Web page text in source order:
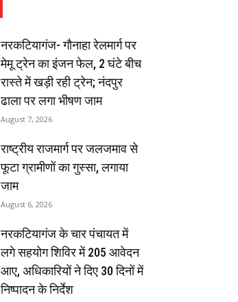
नरकटियागंज- गौनाहा रेलमार्ग पर
मेमू ट्रेन का इंजन फेल, 2 घंटे बीच
रास्ते में खड़ी रही ट्रेन; नंदपुर
ढाला पर लगा भीषण जाम
August 7, 2026
राष्ट्रीय राजमार्ग पर जलजमाव से
फूटा ग्रामीणों का गुस्सा, लगाया
जाम
August 6, 2026
नरकटियागंज के चार पंचायत में
लगे सहयोग शिविर में 205 आवेदन
आए, अधिकारियों ने दिए 30 दिनों में
निष्पादन के निर्देश